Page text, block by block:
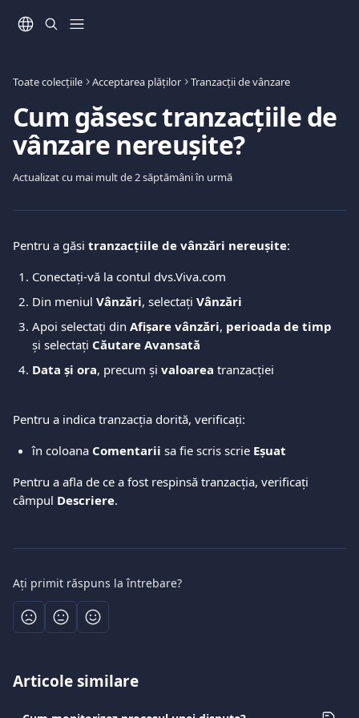
Toate colecțiile Acceptarea plăților Tranzacții de vânzare
Cum găsesc tranzacțiile de
vânzare nereușite?
Actualizat cu mai mult de 2 săptămâni în urmă
Pentru a găsi tranzacțiile de vânzări nereușite:
Conectați-vă la contul dvs.Viva.com
Din meniul Vânzări, selectați Vânzări
Apoi selectați din Afișare vânzări, perioada de timp
și selectați Căutare Avansată
Data și ora, precum și valoarea tranzacției
Pentru a indica tranzacția dorită, verificați:
în coloana Comentarii sa fie scris scrie Eșuat
Pentru a afla de ce a fost respinsă tranzacția, verificați
câmpul Descriere.
Ați primit răspuns la întrebare?
Articole similare